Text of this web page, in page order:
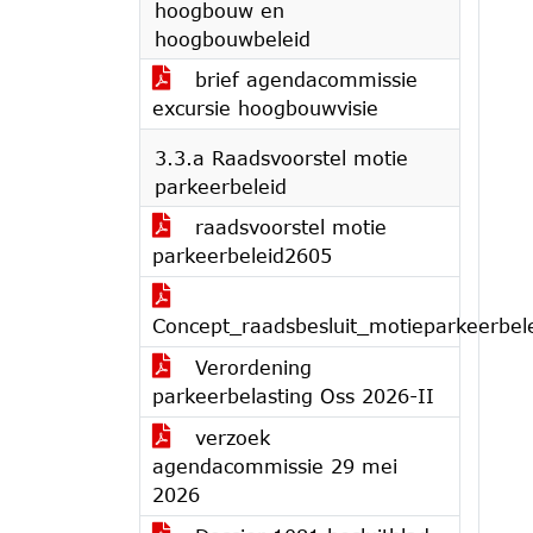
hoogbouw en
hoogbouwbeleid
brief agendacommissie
excursie hoogbouwvisie
3.3.a Raadsvoorstel motie
parkeerbeleid
raadsvoorstel motie
parkeerbeleid2605
Verordening
parkeerbelasting Oss 2026-II
verzoek
agendacommissie 29 mei
2026